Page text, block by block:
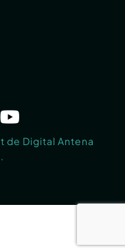
de Digital Antena